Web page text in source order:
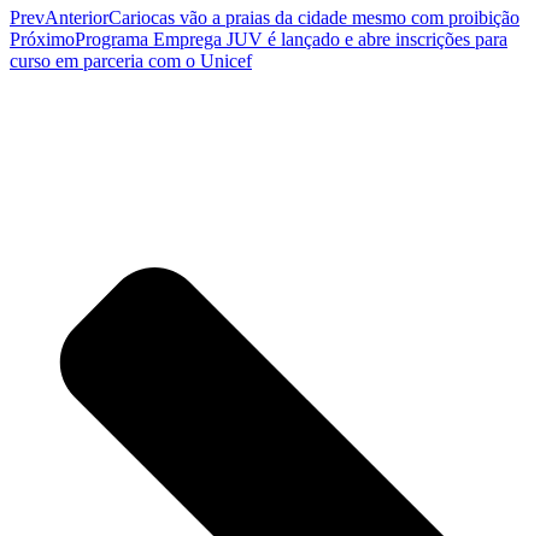
PrevAnteriorCariocas vão a praias da cidade mesmo com proibição
PróximoPrograma Emprega JUV é lançado e abre inscrições para
curso em parceria com o Unicef